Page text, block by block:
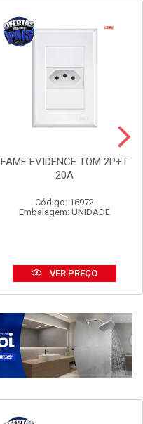
FAME EVIDENCE TOM 2P+T
20A
Código: 16972
Embalagem: UNIDADE
VER PREÇO